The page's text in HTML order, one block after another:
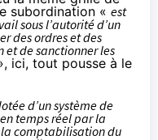
subordination « est
sous l’autorité d’un
des ordres et des
et de sanctionner les
ici, tout pousse à le
d’un système de
temps réel par la
la comptabilisation du